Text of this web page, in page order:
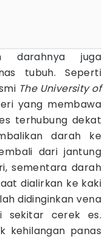
darahnya juga
tubuh. Seperti
The University of
yang membawa
terhubung dekat
darah ke
dari jantung
sementara darah
dialirkan ke kaki
didinginkan vena
sekitar cerek es.
kehilangan panas